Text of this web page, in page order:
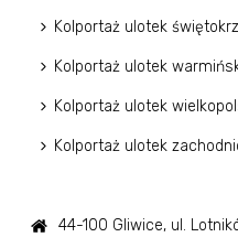
Kolportaż ulotek
Kolportaż ulotek
Kolportaż ulotek
Kolportaż ulotek
44-100 Gliwice, ul.